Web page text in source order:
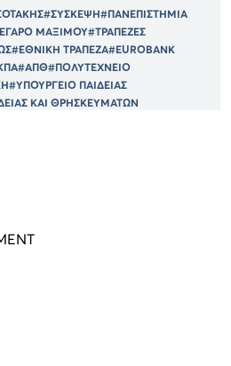
#ΣΥΣΚΕΨΗ#ΠΑΝΕΠΙΣΤΗΜΙΑ
ΜΑΞΙΜΟΥ#ΤΡΑΠΕΖΕΣ
#ΕΘΝΙΚΗ ΤΡΑΠΕΖΑ#EUROBANK
#ΑΠΘ#ΠΟΛΥΤΕΧΝΕΙΟ
#ΥΠΟΥΡΓΕΙΟ ΠΑΙΔΕΙΑΣ
ΚΑΙ ΘΡΗΣΚΕΥΜΑΤΩΝ